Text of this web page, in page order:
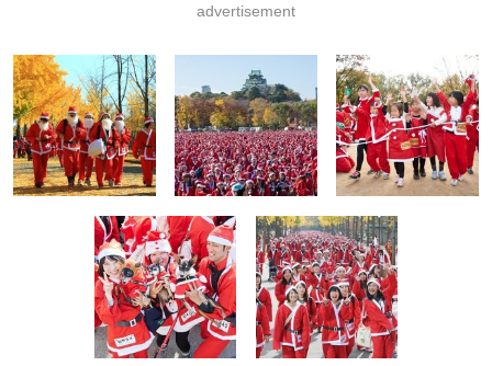
advertisement